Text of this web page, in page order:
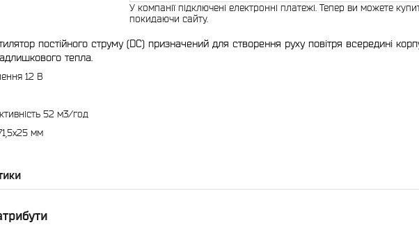
У компанії підключені електронні платежі. Тепер ви можете
покидаючи сайту.
постійного струму (DC) призначений для створення руху повітря всередині
тепла.
12 В
52 м3/год
мм